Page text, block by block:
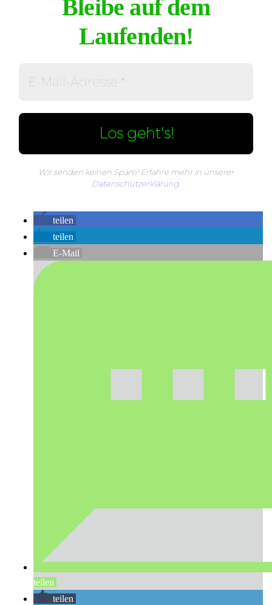
Bleibe auf dem
Laufenden!
Wir senden keinen Spam! Erfahre mehr in unserer
Datenschutzerklärung
teilen
teilen
E-Mail
teilen
teilen